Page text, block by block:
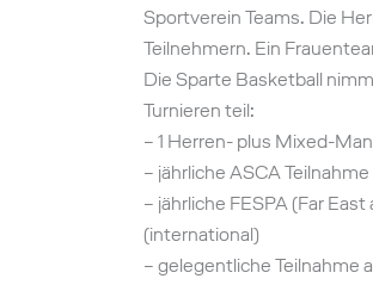
Sportverein Teams. Die
Teilnehmern. Ein
Die Sparte Basketball
Turnieren teil:
– 1 Herren- plus Mixed-
– jährliche ASCA
– jährliche FESPA (Far
(international)
– gelegentliche Teilnahme